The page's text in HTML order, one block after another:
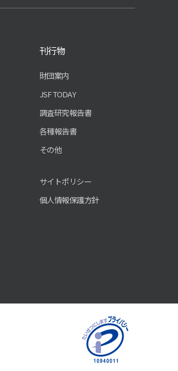
刊行物
財団案内
JSF TODAY
調査研究報告書
各種報告書
その他
サイトポリシー
個人情報保護方針